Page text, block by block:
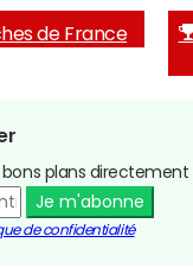
de France
bons plans
Je m'abonne
de confidentialité